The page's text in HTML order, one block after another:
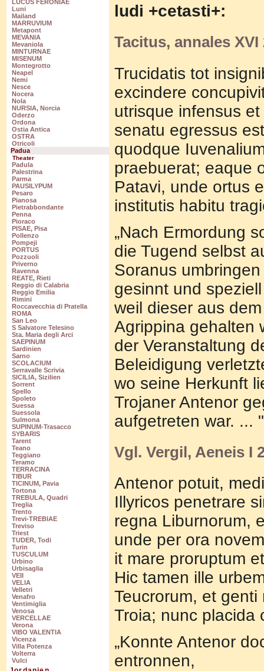
LUCUS FERONIAE
Luni
Mailand
MARRUVIUM
Metapont
MEVANIA
Mevaniola
MINTURNAE
MISENUM
Montegrotto
Neapel
Nemi
Nesce
Nocera
Nola
NURSIA, Norcia
Oderzo
Ordona
Ostia Antica
OSTRA
Otricoli
Padua
Theater
Padula
Palestrina
Parma
PAUSILYPUM
Pesaro
Pianosa
Pietrabbondante
Penna
Pioraco
PISAE, Pisa
Pollenzo
Pompeji
PORTUS
Pozzuoli
Priverno
Ravenna
REATE, Rieti
Reggio di Calabria
Reggio Emilia
Rimini
Roccavecchia di Pratella
ROMA
San Leo
S Salvatore Telesino
Sta. Maria degli Arci
SAEPINUM
Sardinien
Sarno
SCOLACIUM
Serravalle Scrivia
SICILIA, Sizilien
Sorrent
Spello
Spoleto
Suessa
Suessola
Sulmona
SUPINUM-Trasacco
SYBARIS
Tarent
Teano
Teggiano
Teramo
TERRACINA
TIBUR
TICINUM, Pavia
Tortona
TREBULA, Quadri
Treglia
Trento
Trevi-TREBIAE
Treviso
Triest
TUDER, Todi
Turin
TUSCULUM
Urbino
Urbisaglia
VEII
VELIA
Velletri
Venafro
Ventimiglia
Venosa
VERCELLAE
Verona
VIBO VALENTIA
Vicenza
Villa Potenza
Volterra
Vulci
ludi +cetasti+:
Tacitus, annales XVI
Trucidatis tot
excindere
utrisque infensus
senatu egressus
quodque
praebuerat; eaque
Patavi, unde ortus
institutis habitu
„Nach Ermordung
die Tugend selbst
Soranus
gesinnt und
weil dieser aus
Agrippina gehalten
der Veranstaltung
Beleidigung
wo seine Herkunft
Trojaner Antenor
aufgetreten war. ... "
Vgl. Vergil, Aeneis I
Antenor potuit,
Illyricos penetrare
regna Liburnorum,
unde per ora
it mare proruptum
Hic tamen ille
Teucrorum, et
Troia; nunc placida
„Konnte Antenor
entronnen,